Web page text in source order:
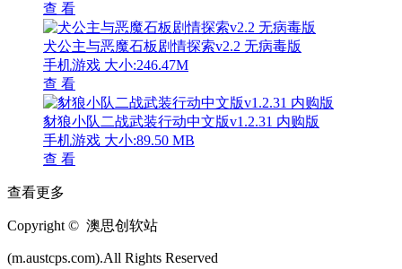
查 看
犬公主与恶魔石板剧情探索v2.2 无病毒版
手机游戏 大小:246.47M
查 看
豺狼小队二战武装行动中文版v1.2.31 内购版
手机游戏 大小:89.50 MB
查 看
查看更多
Copyright © 澳思创软站
(m.austcps.com).All Rights Reserved